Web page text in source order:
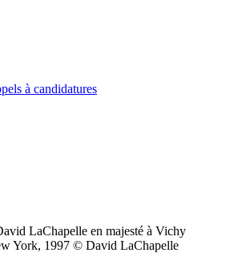
à candidatures
York, 1997 © David LaChapelle